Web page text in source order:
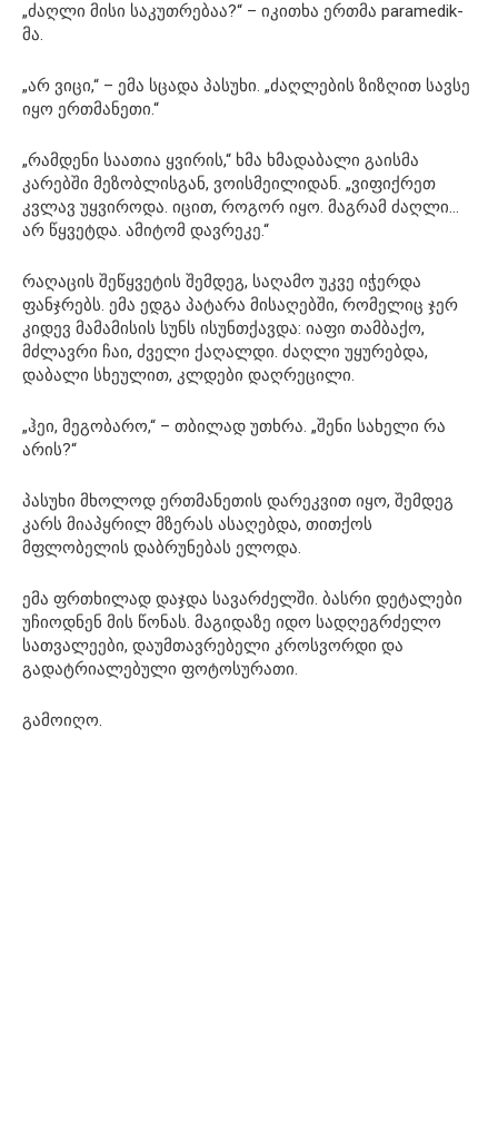
„ძაღლი მისი საკუთრებაა?“ – იკითხა ერთმა paramedik-
მა.
„არ ვიცი,“ – ემა სცადა პასუხი. „ძაღლების ზიზღით სავსე
იყო ერთმანეთი.“
„რამდენი საათია ყვირის,“ ხმა ხმადაბალი გაისმა
კარებში მეზობლისგან, ვოისმეილიდან. „ვიფიქრეთ
კვლავ უყვიროდა. იცით, როგორ იყო. მაგრამ ძაღლი…
არ წყვეტდა. ამიტომ დავრეკე.“
რაღაცის შეწყვეტის შემდეგ, საღამო უკვე იჭერდა
ფანჯრებს. ემა ედგა პატარა მისაღებში, რომელიც ჯერ
კიდევ მამამისის სუნს ისუნთქავდა: იაფი თამბაქო,
მძლავრი ჩაი, ძველი ქაღალდი. ძაღლი უყურებდა,
დაბალი სხეულით, კლდები დაღრეცილი.
„ჰეი, მეგობარო,“ – თბილად უთხრა. „შენი სახელი რა
არის?“
პასუხი მხოლოდ ერთმანეთის დარეკვით იყო, შემდეგ
კარს მიაპყრილ მზერას ასაღებდა, თითქოს
მფლობელის დაბრუნებას ელოდა.
ემა ფრთხილად დაჯდა სავარძელში. ბასრი დეტალები
უჩიოდნენ მის წონას. მაგიდაზე იდო სადღეგრძელო
სათვალეები, დაუმთავრებელი კროსვორდი და
გადატრიალებული ფოტოსურათი.
გამოიღო.